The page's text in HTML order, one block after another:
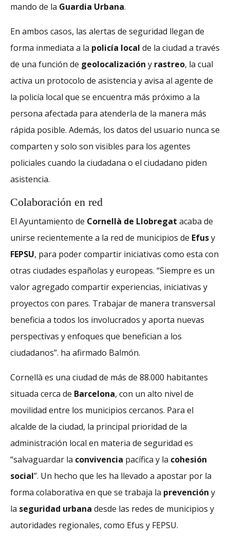
mando de la Guardia Urbana.
En ambos casos, las alertas de seguridad llegan de
forma inmediata a la policía local de la ciudad a través
de una función de geolocalización y rastreo, la cual
activa un protocolo de asistencia y avisa al agente de
la policía local que se encuentra más próximo a la
persona afectada para atenderla de la manera más
rápida posible. Además, los datos del usuario nunca se
comparten y solo son visibles para los agentes
policiales cuando la ciudadana o el ciudadano piden
asistencia.
Colaboración en red
El Ayuntamiento de Cornellà de Llobregat acaba de
unirse recientemente a la red de municipios de Efusy
FEPSU, para poder compartir iniciativas como esta con
otras ciudades españolas y europeas. “Siempre es un
valor agregado compartir experiencias, iniciativas y
proyectos con pares. Trabajar de manera transversal
beneficia a todos los involucrados y aporta nuevas
perspectivas y enfoques que benefician a los
ciudadanos”. ha afirmado Balmón.
Cornellà es una ciudad de más de 88.000 habitantes
situada cerca de Barcelona, con un alto nivel de
movilidad entre los municipios cercanos. Para el
alcalde de la ciudad, la principal prioridad de la
administración local en materia de seguridad es
“salvaguardar la convivencia pacífica y la cohesión
social”. Un hecho que les ha llevado a apostar por la
forma colaborativa en que se trabaja la prevención y
la seguridad urbana desde las redes de municipios y
autoridades regionales, como Efus y FEPSU.